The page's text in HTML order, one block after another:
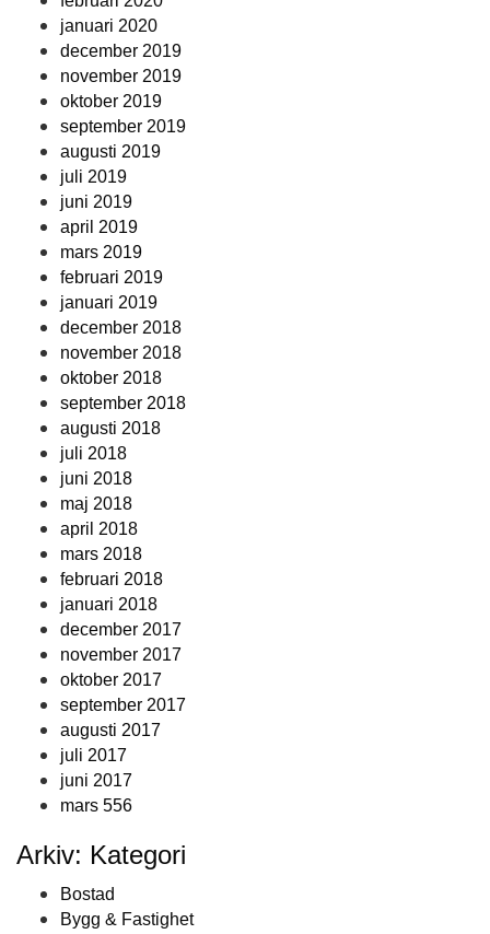
januari 2020
december 2019
november 2019
oktober 2019
september 2019
augusti 2019
juli 2019
juni 2019
april 2019
mars 2019
februari 2019
januari 2019
december 2018
november 2018
oktober 2018
september 2018
augusti 2018
juli 2018
juni 2018
maj 2018
april 2018
mars 2018
februari 2018
januari 2018
december 2017
november 2017
oktober 2017
september 2017
augusti 2017
juli 2017
juni 2017
mars 556
Arkiv: Kategori
Bostad
Bygg & Fastighet